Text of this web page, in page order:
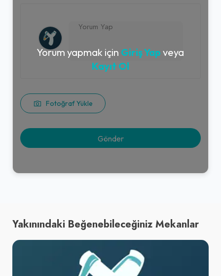
Fotoğraf Yükle
Yorum yapmak için Giriş Yap veya
Kayıt Ol
Yakınındaki Beğenebileceğiniz Mekanlar